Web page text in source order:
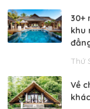
30+
khu
Thứ
Về